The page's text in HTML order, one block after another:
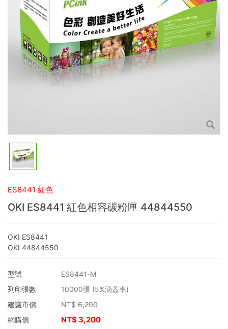
ES8441 紅色
OKI ES8441 紅色相容碳粉匣 44844550
OKI ES8441
OKI 44844550
型號
ES8441-M
列印張數
10000張 (5%涵蓋率)
建議市價
NT$ 6,200
網購價
NT$3,200